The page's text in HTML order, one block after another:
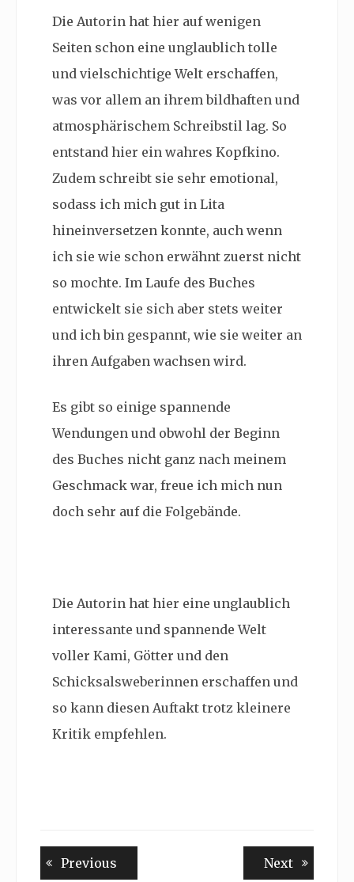
Die Autorin hat hier auf wenigen
Seiten schon eine unglaublich tolle
und vielschichtige Welt erschaffen,
was vor allem an ihrem bildhaften und
atmosphärischem Schreibstil lag. So
entstand hier ein wahres Kopfkino.
Zudem schreibt sie sehr emotional,
sodass ich mich gut in Lita
hineinversetzen konnte, auch wenn
ich sie wie schon erwähnt zuerst nicht
so mochte. Im Laufe des Buches
entwickelt sie sich aber stets weiter
und ich bin gespannt, wie sie weiter an
ihren Aufgaben wachsen wird.
Es gibt so einige spannende
Wendungen und obwohl der Beginn
des Buches nicht ganz nach meinem
Geschmack war, freue ich mich nun
doch sehr auf die Folgebände.
Die Autorin hat hier eine unglaublich
interessante und spannende Welt
voller Kami, Götter und den
Schicksalsweberinnen erschaffen und
so kann diesen Auftakt trotz kleinere
Kritik empfehlen.
Beitragsnavigation
Previous NextNext